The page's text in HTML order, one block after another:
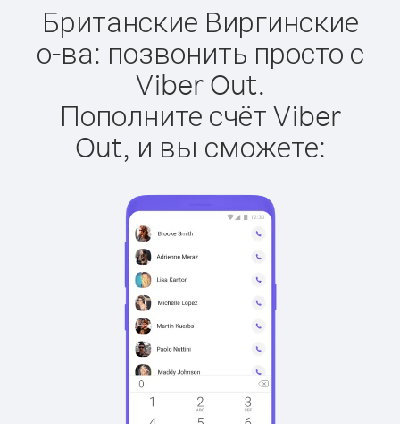
Британские Виргинские
о-ва: позвонить просто с
Viber Out.
Пополните счёт Viber
Out, и вы сможете: